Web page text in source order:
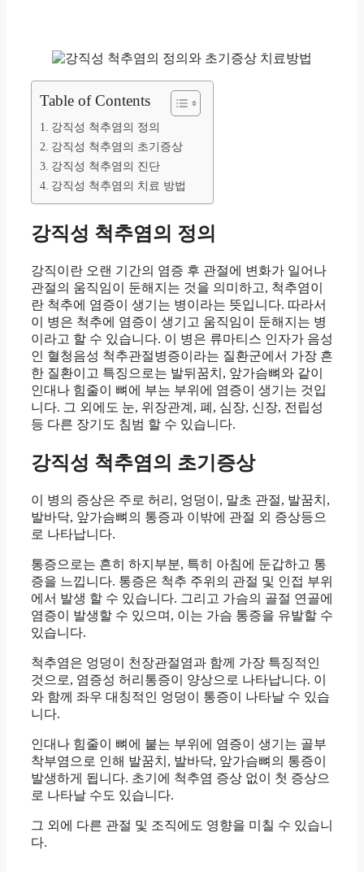
Table of Contents
강직성 척추염의 정의
강직성 척추염의 초기증상
강직성 척추염의 진단
강직성 척추염의 치료 방법
강직성 척추염의 정의
강직이란 오랜 기간의 염증 후 관절에 변화가 일어나
관절의 움직임이 둔해지는 것을 의미하고, 척추염이
란 척추에 염증이 생기는 병이라는 뜻입니다. 따라서
이 병은 척추에 염증이 생기고 움직임이 둔해지는 병
이라고 할 수 있습니다. 이 병은 류마티스 인자가 음성
인 혈청음성 척추관절병증이라는 질환군에서 가장 흔
한 질환이고 특징으로는 발뒤꿈치, 앞가슴뼈와 같이
인대나 힘줄이 뼈에 부는 부위에 염증이 생기는 것입
니다. 그 외에도 눈, 위장관계, 폐, 심장, 신장, 전립성
등 다른 장기도 침범 할 수 있습니다.
강직성 척추염의 초기증상
이 병의 증상은 주로 허리, 엉덩이, 말초 관절, 발꿈치,
발바닥, 앞가슴뼈의 통증과 이밖에 관절 외 증상등으
로 나타납니다.
통증으로는 흔히 하지부분, 특히 아침에 둔갑하고 통
증을 느낍니다. 통증은 척추 주위의 관절 및 인접 부위
에서 발생 할 수 있습니다. 그리고 가슴의 골절 연골에
염증이 발생할 수 있으며, 이는 가슴 통증을 유발할 수
있습니다.
척추염은 엉덩이 천장관절염과 함께 가장 특징적인
것으로, 염증성 허리통증이 양상으로 나타납니다. 이
와 함께 좌우 대칭적인 엉덩이 통증이 나타날 수 있습
니다.
인대나 힘줄이 뼈에 붙는 부위에 염증이 생기는 골부
착부염으로 인해 발꿈치, 발바닥, 앞가슴뼈의 통증이
발생하게 됩니다. 초기에 척추염 증상 없이 첫 증상으
로 나타날 수도 있습니다.
그 외에 다른 관절 및 조직에도 영향을 미칠 수 있습니
다.